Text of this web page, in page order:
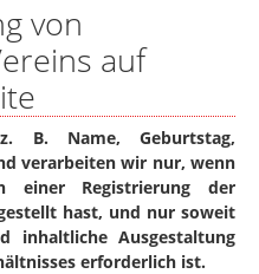
von
auf
B. Name, Geburtstag,
verarbeiten wir nur, wenn
einer Registrierung der
hast, und nur soweit
inhaltliche Ausgestaltung
erforderlich ist.